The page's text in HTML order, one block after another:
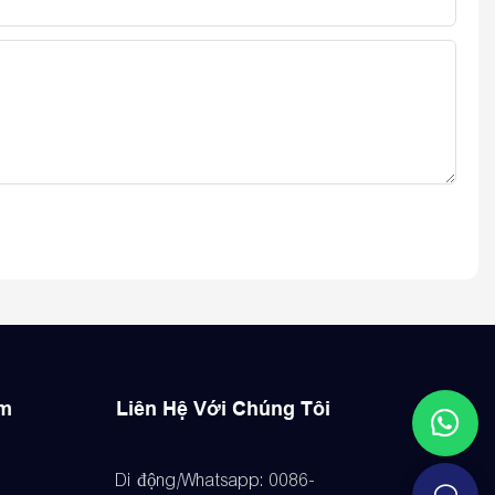
Liên Hệ Với Chúng Tôi
Di động/Whatsapp: 0086-